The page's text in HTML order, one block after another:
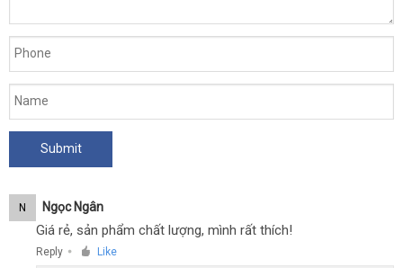
Rabbit
Clitoral
kèm
lưỡi
liếm
N Ngọc Ngân
Giá rẻ, sản phẩm chất lượng, mình rất thích!
Reply ● Like